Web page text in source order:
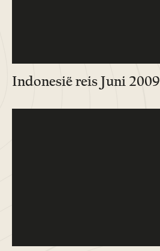
Indonesië reis Juni 2009